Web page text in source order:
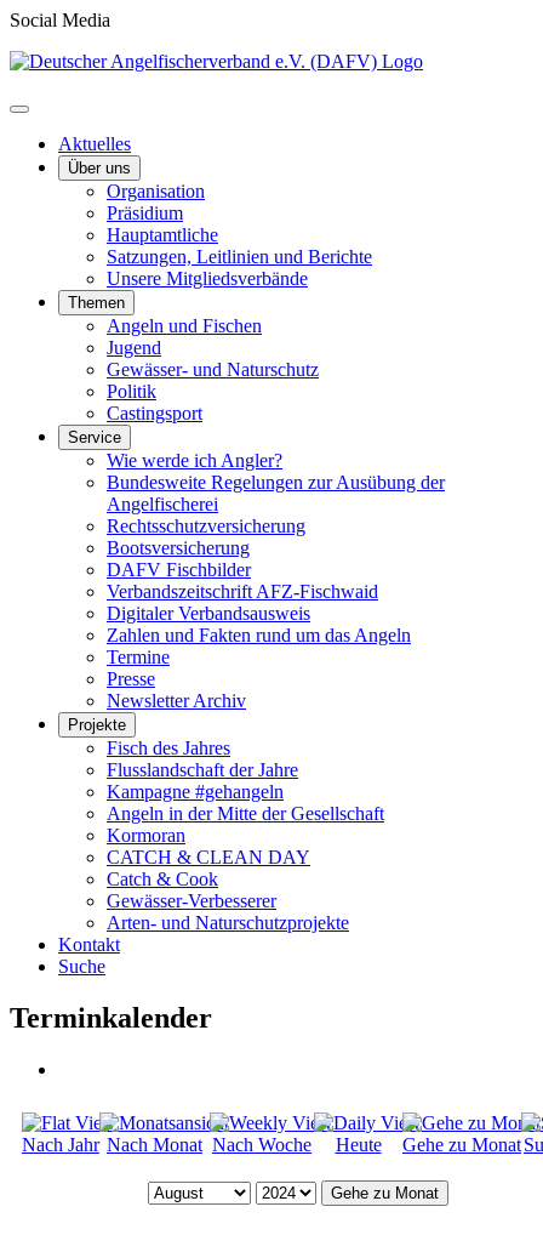
Social Media
Aktuelles
Über uns
Organisation
Präsidium
Hauptamtliche
Satzungen, Leitlinien und Berichte
Unsere Mitgliedsverbände
Themen
Angeln und Fischen
Jugend
Gewässer- und Naturschutz
Politik
Castingsport
Service
Wie werde ich Angler?
Bundesweite Regelungen zur Ausübung der
Angelfischerei
Rechtsschutzversicherung
Bootsversicherung
DAFV Fischbilder
Verbandszeitschrift AFZ-Fischwaid
Digitaler Verbandsausweis
Zahlen und Fakten rund um das Angeln
Termine
Presse
Newsletter Archiv
Projekte
Fisch des Jahres
Flusslandschaft der Jahre
Kampagne #gehangeln
Angeln in der Mitte der Gesellschaft
Kormoran
CATCH & CLEAN DAY
Catch & Cook
Gewässer-Verbesserer
Arten- und Naturschutzprojekte
Kontakt
Suche
Terminkalender
Nach Jahr Nach Monat Nach Woche Heute Gehe zu Monat
Gehe zu Monat